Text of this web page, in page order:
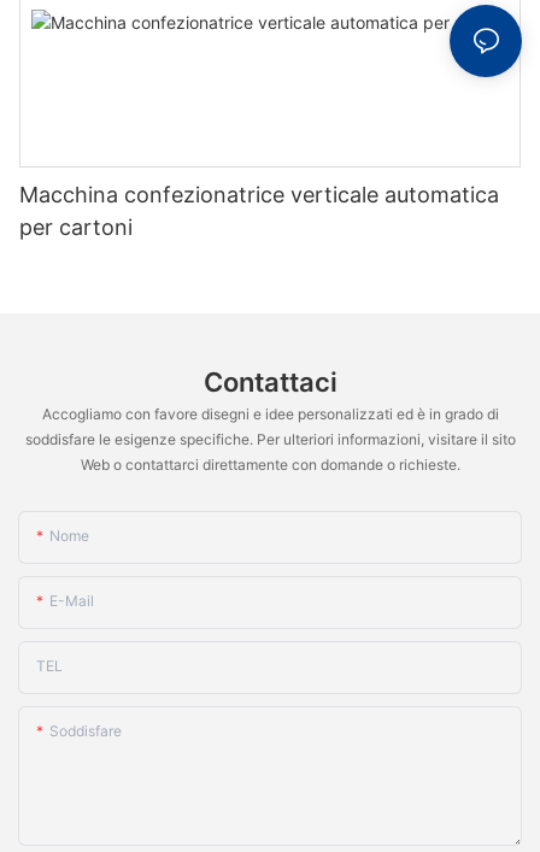
Macchina confezionatrice verticale automatica
per cartoni
Contattaci
Accogliamo con favore disegni e idee personalizzati ed è in grado di
soddisfare le esigenze specifiche. Per ulteriori informazioni, visitare il sito
Web o contattarci direttamente con domande o richieste.
Nome
E-Mail
TEL
Soddisfare